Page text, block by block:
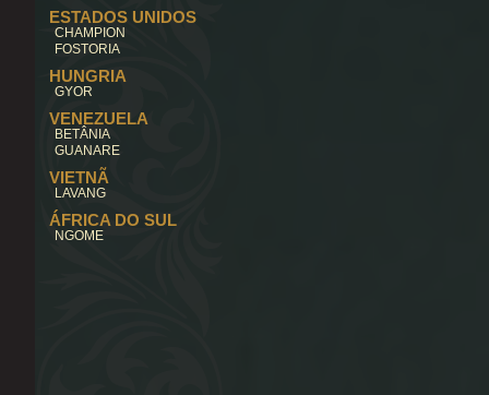
ESTADOS UNIDOS
CHAMPION
FOSTORIA
HUNGRIA
GYOR
VENEZUELA
BETÂNIA
GUANARE
VIETNÃ
LAVANG
ÁFRICA DO SUL
NGOME